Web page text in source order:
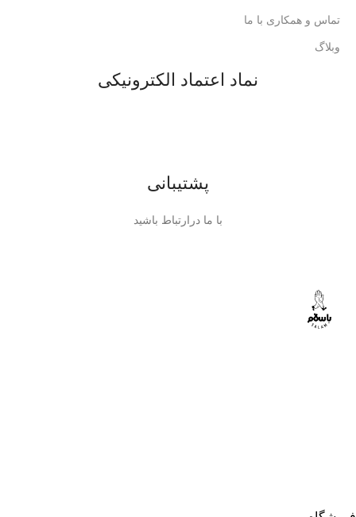
تماس و همکاری با ما
وبلاگ
نماد اعتماد الکترونیکی
پشتیبانی
با ما درارتباط باشید